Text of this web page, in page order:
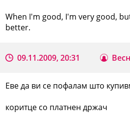
When I'm good, I'm very good,
better.
09.11.2009, 20:31
Еве да ви се пофалам што
коритце со платнен држач